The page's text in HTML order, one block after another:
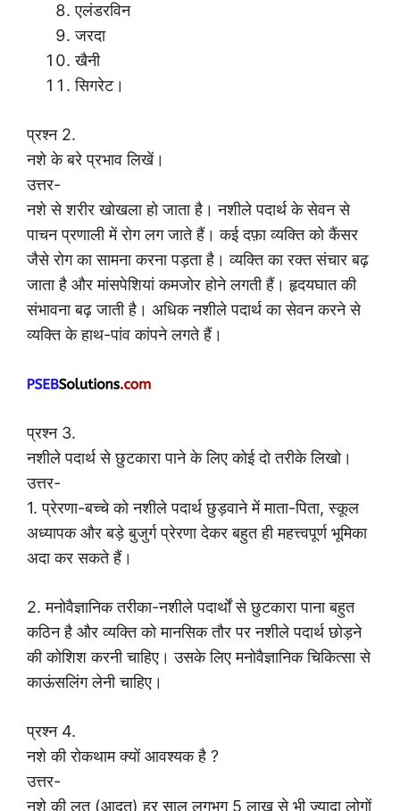
एलंडरविन
जरदा
खैनी
सिगरेट।
प्रश्न 2.
नशे के बरे प्रभाव लिखें।
उत्तर-
नशे से शरीर खोखला हो जाता है। नशीले पदार्थ के सेवन से
पाचन प्रणाली में रोग लग जाते हैं। कई दफ़ा व्यक्ति को कैंसर
जैसे रोग का सामना करना पड़ता है। व्यक्ति का रक्त संचार बढ़
जाता है और मांसपेशियां कमजोर होने लगती हैं। हृदयघात की
संभावना बढ़ जाती है। अधिक नशीले पदार्थ का सेवन करने से
व्यक्ति के हाथ-पांव कांपने लगते हैं।
प्रश्न 3.
नशीले पदार्थ से छुटकारा पाने के लिए कोई दो तरीके लिखो।
उत्तर-
1. प्रेरणा-बच्चे को नशीले पदार्थ छुड़वाने में माता-पिता, स्कूल
अध्यापक और बड़े बुजुर्ग प्रेरणा देकर बहुत ही महत्त्वपूर्ण भूमिका
अदा कर सकते हैं।
2. मनोवैज्ञानिक तरीका-नशीले पदार्थों से छुटकारा पाना बहुत
कठिन है और व्यक्ति को मानसिक तौर पर नशीले पदार्थ छोड़ने
की कोशिश करनी चाहिए। उसके लिए मनोवैज्ञानिक चिकित्सा से
काऊंसलिंग लेनी चाहिए।
प्रश्न 4.
नशे की रोकथाम क्यों आवश्यक है ?
उत्तर-
नशे की लत (आदत) हर साल लगभग 5 लाख से भी ज्यादा लोगों